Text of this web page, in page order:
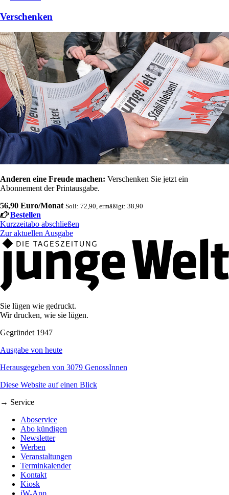
Verschenken
Anderen eine Freude machen: Verschenken Sie jetzt ein
Abonnement der Printausgabe.
56,90 Euro/Monat Soli: 72,90, ermäßigt: 38,90
Bestellen
Kurzzeitabo abschließen
Zur aktuellen Ausgabe
Sie lügen wie gedruckt.
Wir drucken, wie sie lügen.
Gegründet 1947
Ausgabe von heute
Herausgegeben von 3079 GenossInnen
Diese Website auf einen Blick
→ Service
Aboservice
Abo kündigen
Newsletter
Werben
Veranstaltungen
Terminkalender
Kontakt
Kiosk
jW-App